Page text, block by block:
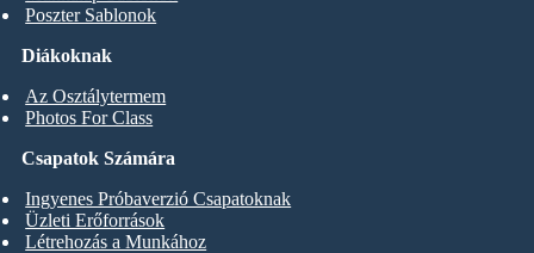
Diákoknak
Az Osztálytermem
Photos For Class
Poszter Sablonok
Csapatok Számára
Ingyenes Próbaverzió Csapatoknak
Üzleti Erőforrások
Létrehozás a Munkához